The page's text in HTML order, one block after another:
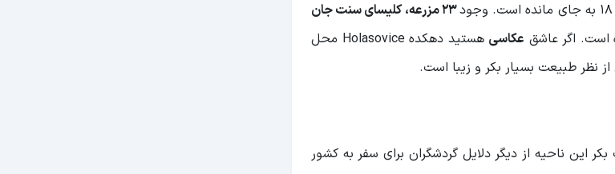
23 مزرعه، کلیسای سنت جان
است. اگر عاشق عکاسی
هستید دهکده Holasovice محل
نظر طبیعت بسیار بکر و زیبا است.
ناحیه از دیگر دلایل گردشگران برای سفر به کشور